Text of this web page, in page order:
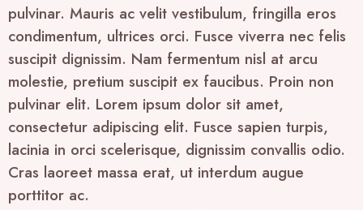
pulvinar. Mauris ac velit vestibulum, fringilla eros
condimentum, ultrices orci. Fusce viverra nec felis
suscipit dignissim. Nam fermentum nisl at arcu
molestie, pretium suscipit ex faucibus. Proin non
pulvinar elit. Lorem ipsum dolor sit amet,
consectetur adipiscing elit. Fusce sapien turpis,
lacinia in orci scelerisque, dignissim convallis odio.
Cras laoreet massa erat, ut interdum augue
porttitor ac.